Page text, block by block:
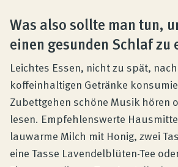
Was also sollte man tun,
einen gesunden Schlaf zu
Leichtes Essen, nicht zu spät,
koffeinhaltigen Getränke
Zubettgehen schöne Musik hören
lesen. Empfehlenswerte
lauwarme Milch mit Honig, zwei
eine Tasse Lavendelblüten-Tee